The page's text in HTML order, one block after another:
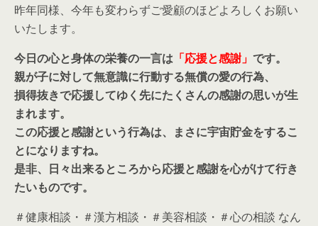
昨年同様、今年も変わらずご愛顧のほどよろしくお願い
いたします。
今日の心と身体の栄養の一言は 「応援と感謝」 です。
親が子に対して無意識に行動する無償の愛の行為、
損得抜きで応援してゆく先にたくさんの感謝の思いが生
まれます。
この応援と感謝という行為は、まさに宇宙貯金をするこ
とになりますね。
是非、日々出来るところから応援と感謝を心がけて行き
たいものです。
＃健康相談・＃漢方相談・＃美容相談・＃心の相談 なん